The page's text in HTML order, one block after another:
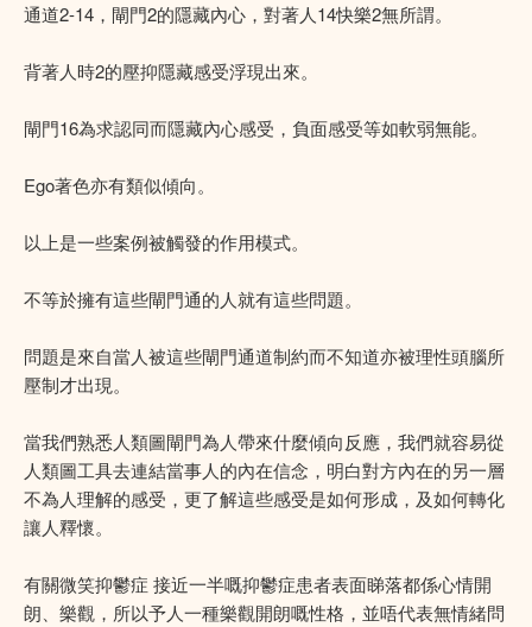
通道2-14，閘門2的隱藏內心，對著人14快樂2無所謂。
背著人時2的壓抑隱藏感受浮現出來。
閘門16為求認同而隱藏內心感受，負面感受等如軟弱無能。
Ego著色亦有類似傾向。
以上是一些案例被觸發的作用模式。
不等於擁有這些閘門通的人就有這些問題。
問題是來自當人被這些閘門通道制約而不知道亦被理性頭腦所
壓制才出現。
當我們熟悉人類圖閘門為人帶來什麼傾向反應，我們就容易從
人類圖工具去連結當事人的內在信念，明白對方內在的另一層
不為人理解的感受，更了解這些感受是如何形成，及如何轉化
讓人釋懷。
有關微笑抑鬱症 接近一半嘅抑鬱症患者表面睇落都係心情開
朗、樂觀，所以予人一種樂觀開朗嘅性格，並唔代表無情緒問